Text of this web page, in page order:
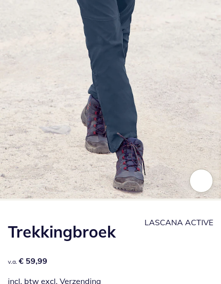
Trekkingbroek
€ 59,99
v.a. € 59,99
incl. btw excl. Verzending
LASCANA ACTIVE